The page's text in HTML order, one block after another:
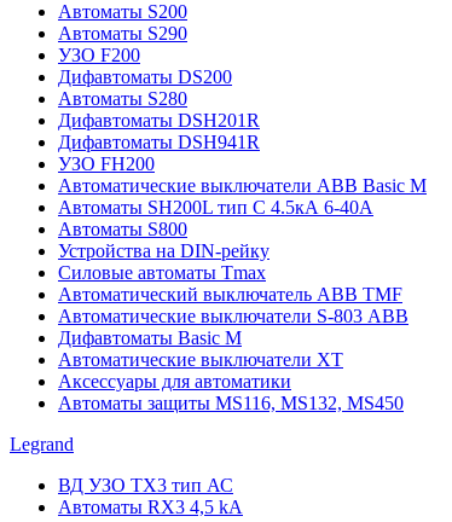
Автоматы S200
Автоматы S290
УЗО F200
Дифавтоматы DS200
Автоматы S280
Дифавтоматы DSH201R
Дифавтоматы DSH941R
УЗО FH200
Автоматические выключатели ABB Basic M
Автоматы SH200L тип С 4.5кА 6-40А
Автоматы S800
Устройства на DIN-рейку
Силовые автоматы Tmax
Автоматический выключатель ABB TMF
Автоматические выключатели S-803 АВВ
Дифавтоматы Basic M
Автоматические выключатели XT
Аксессуары для автоматики
Автоматы защиты MS116, MS132, MS450
Legrand
ВД УЗО TX3 тип АС
Автоматы RX3 4,5 kA